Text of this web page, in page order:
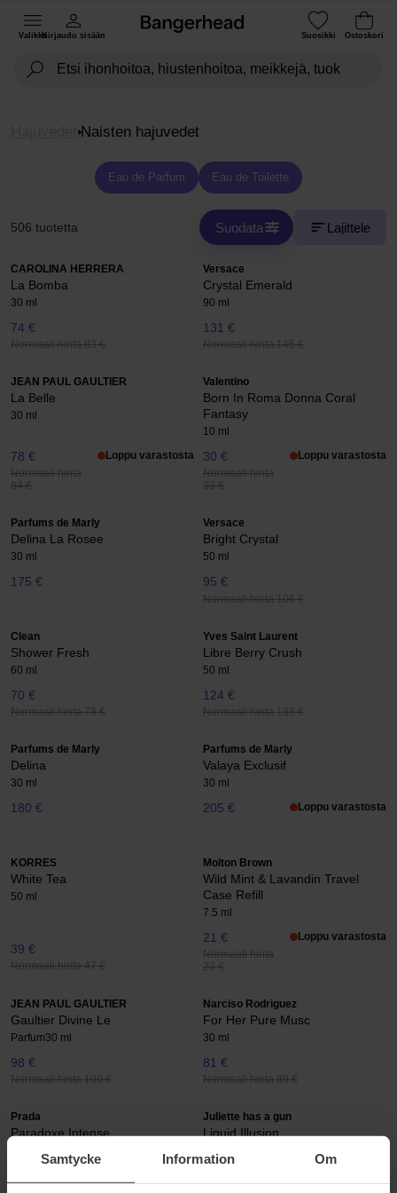
Samtycke Information Om
ValikkoKirjaudu sisään Suosikki Ostoskori
Naisten hajuvedet
Eau de Parfum Eau de Toilette
506 tuotetta Suodata Lajittele
CAROLINA HERRERA
La Bomba
30 ml
74 €
Normaali hinta 83 €
Versace
Crystal Emerald
90 ml
131 €
Normaali hinta 145 €
JEAN PAUL GAULTIER
La Belle
30 ml
78 €
Normaali hinta
84 €
Loppu varastosta
Valentino
Born In Roma Donna Coral
Fantasy
10 ml
30 €
Normaali hinta
33 €
Loppu varastosta
Parfums de Marly
Delina La Rosee
30 ml
175 €
Versace
Bright Crystal
50 ml
95 €
Normaali hinta 106 €
Clean
Shower Fresh
60 ml
70 €
Normaali hinta 78 €
Yves Saint Laurent
Libre Berry Crush
50 ml
124 €
Normaali hinta 133 €
Parfums de Marly
Delina
30 ml
180 €
Parfums de Marly
Valaya Exclusif
30 ml
205 € Loppu varastosta
KORRES
White Tea
50 ml
39 €
Normaali hinta 47 €
Molton Brown
Wild Mint & Lavandin Travel
Case Refill
7.5 ml
21 €
Normaali hinta
23 €
Loppu varastosta
JEAN PAUL GAULTIER
Gaultier Divine Le
Parfum30 ml
98 €
Normaali hinta 100 €
Narciso Rodriguez
For Her Pure Musc
30 ml
81 €
Normaali hinta 89 €
Prada
Paradoxe Intense
Juliette has a gun
Liquid Illusion